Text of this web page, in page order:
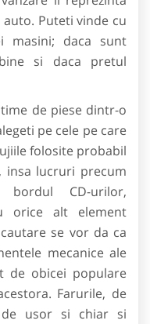
Puteti vinde cu
masini; daca sunt
si daca pretul
de piese dintr-o
pe cele pe care
folosite probabil
insa lucruri precum
bordul CD-urilor,
orice alt element
se vor da ca
mecanice ale
de obicei populare
Farurile, de
de usor si chiar si